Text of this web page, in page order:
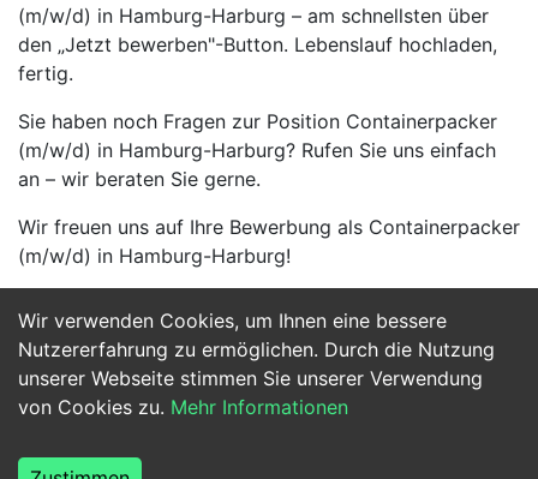
Wir verwenden Cookies, um Ihnen eine bessere
Nutzererfahrung zu ermöglichen. Durch die Nutzung
unserer Webseite stimmen Sie unserer Verwendung
von Cookies zu. Mehr Informationen
(m/w/d) in Hamburg-Harburg – am schnellsten über
den „Jetzt bewerben"-Button. Lebenslauf hochladen,
fertig.
Sie haben noch Fragen zur Position Containerpacker
(m/w/d) in Hamburg-Harburg? Rufen Sie uns einfach
an – wir beraten Sie gerne.
Wir freuen uns auf Ihre Bewerbung als Containerpacker
(m/w/d) in Hamburg-Harburg!
Jetzt Bewerben